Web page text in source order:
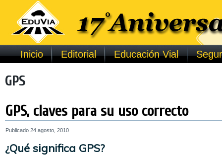
Inicio Editorial Educación Vial
GPS
GPS, claves para su uso correcto
Publicado 24 agosto, 2010
¿Qué significa GPS?